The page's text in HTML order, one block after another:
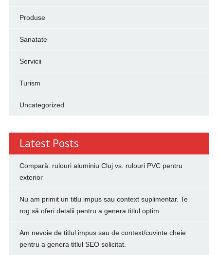
Produse
Sanatate
Servicii
Turism
Uncategorized
Latest Posts
Compară: rulouri aluminiu Cluj vs. rulouri PVC pentru
exterior
Nu am primit un titlu impus sau context suplimentar. Te
rog să oferi detalii pentru a genera titlul optim.
Am nevoie de titlul impus sau de context/cuvinte cheie
pentru a genera titlul SEO solicitat.